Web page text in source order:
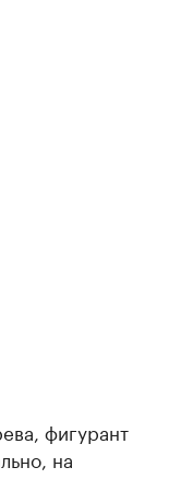
фигурант
на